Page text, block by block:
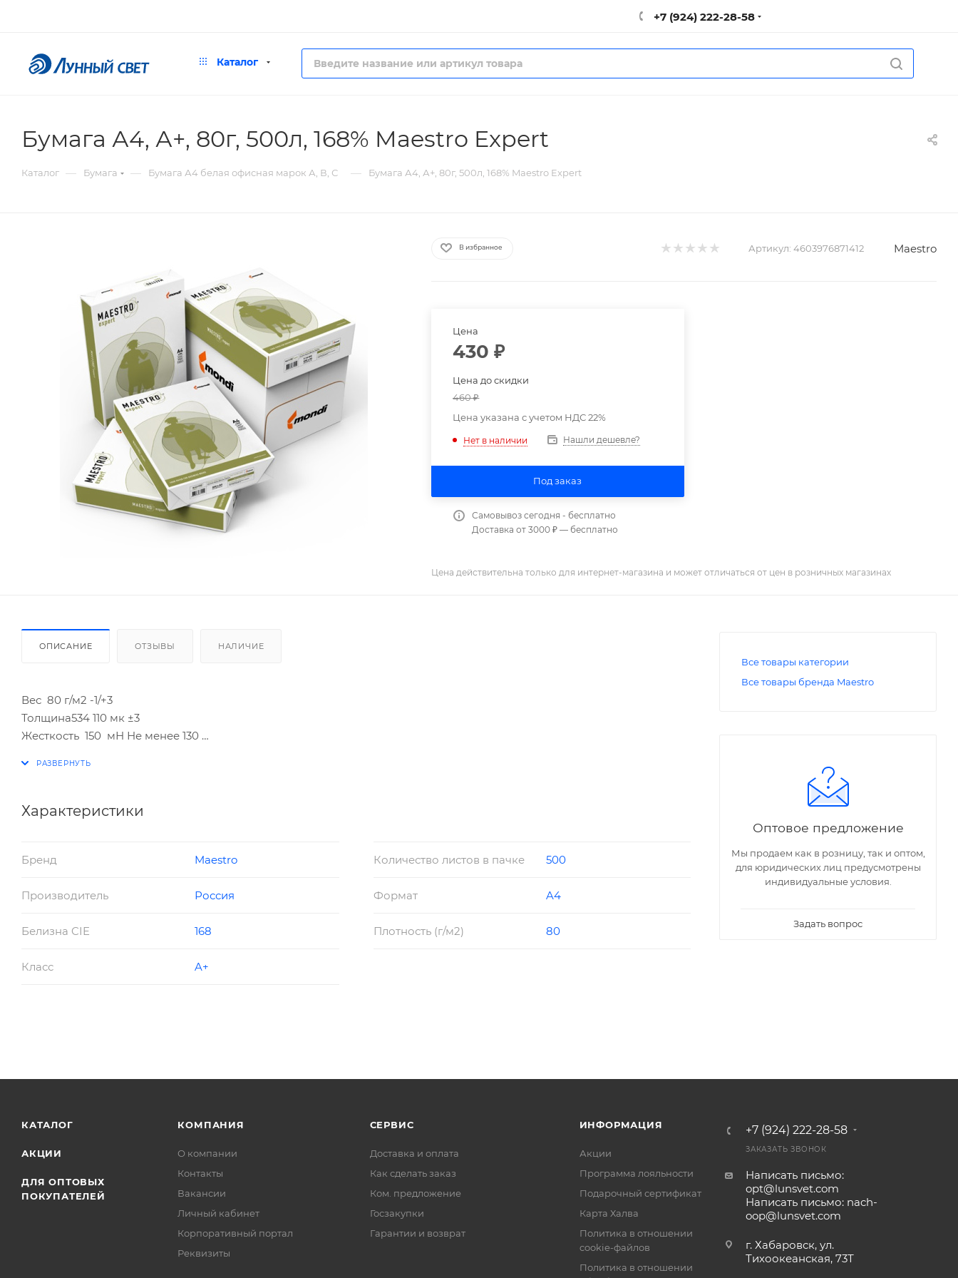
+7 (924) 222-28-58
Каталог
Бумага А4, А+, 80г, 500л, 168% Maestro Expert
Каталог — Бумага — Бумага А4 белая офисная марок А, В, С — Бумага А4, А+, 80г, 500л, 168% Maestro Expert
В избранное Артикул: 4603976871412 Maestro
Цена
430 ₽
Цена до скидки
460₽
Цена указана с учетом НДС 22%
Нет в наличии Нашли дешевле?
Под заказ
Самовывоз сегодня - бесплатно
Доставка от 3000 ₽ — бесплатно
Цена действительна только для интернет-магазина и может отличаться от цен в розничных магазинах
ОПИСАНИЕ ОТЗЫВЫ НАЛИЧИЕ
Вес 80 г/м2 -1/+3
Толщина534 110 мк ±3
Жесткость 150 мН Не менее 130
Яркость 114 % ±2
Бумага производится в соответствии с СТО 00279404-001-2013.
Процессы производства сертифицированы по ISO 9001, 14001 и OHSAS 18001.
TECHNICAL CUSTOMER
Характеристики
Бренд Maestro Количество листов в пачке 500
Производитель Россия Формат A4
Белизна CIE 168 Плотность (г/м2) 80
Класс A+
Все товары категории
Все товары бренда Maestro
Оптовое предложение
Мы продаем как в розницу, так и оптом,
для юридических лиц предусмотрены
индивидуальные условия.
Задать вопрос
КАТАЛОГ
АКЦИИ
ДЛЯ ОПТОВЫХ
ПОКУПАТЕЛЕЙ
КОМПАНИЯ
О компании
Контакты
Вакансии
Личный кабинет
Корпоративный портал
Реквизиты
СЕРВИС
Доставка и оплата
Как сделать заказ
Ком. предложение
Госзакупки
Гарантии и возврат
ИНФОРМАЦИЯ
Акции
Программа лояльности
Подарочный сертификат
Карта Халва
Политика в отношении
cookie-файлов
Политика в отношении
+7 (924) 222-28-58
ЗАКАЗАТЬ ЗВОНОК
Написать письмо:
opt@lunsvet.com
Написать письмо: nach-
oop@lunsvet.com
г. Хабаровск, ул.
Тихоокеанская, 73Т